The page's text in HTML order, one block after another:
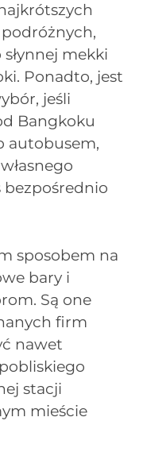
mekki
Ponadto, jest
jeśli
Bangkoku
autobusem,
bezpośrednio
sposobem na
bary i
Są one
firm
nawet
stacji
mieście